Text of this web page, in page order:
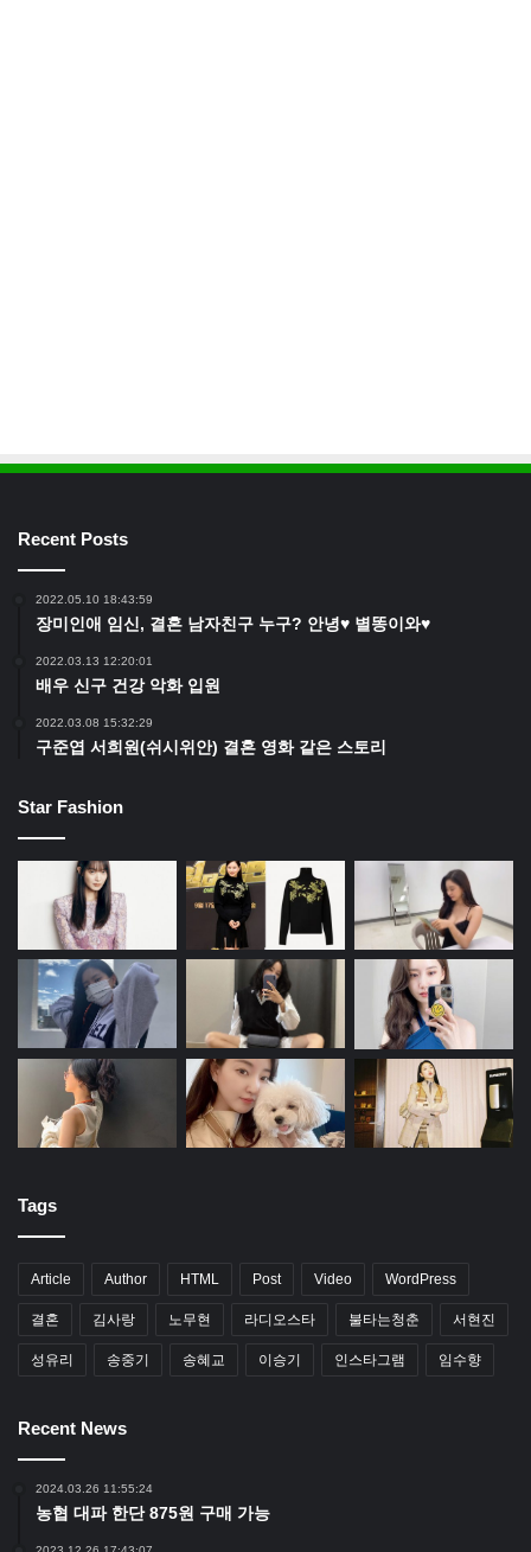
Recent Posts
2022.05.10 18:43:59
장미인애 임신, 결혼 남자친구 누구? 안녕♥ 별똥이와♥
2022.03.13 12:20:01
배우 신구 건강 악화 입원
2022.03.08 15:32:29
구준엽 서희원(쉬시위안) 결혼 영화 같은 스토리
Star Fashion
Tags
Article Author HTML Post Video WordPress
결혼 김사랑 노무현 라디오스타 불타는청춘 서현진
성유리 송중기 송혜교 이승기 인스타그램 임수향
Recent News
2024.03.26 11:55:24
농협 대파 한단 875원 구매 가능